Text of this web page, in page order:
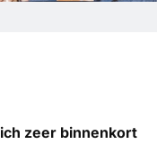
zeer binnenkort